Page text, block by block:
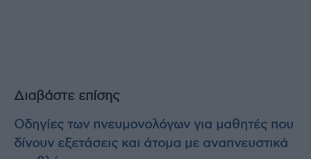
Διαβάστε επίσης
Οδηγίες των πνευμονολόγων για μαθητές που
δίνουν εξετάσεις και άτομα με αναπνευστικά